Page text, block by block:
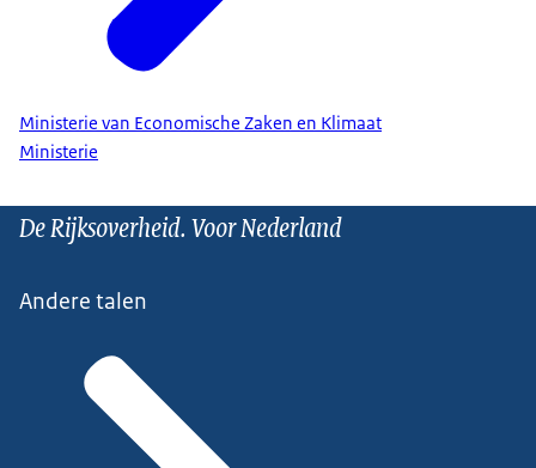
Ministerie van Economische Zaken en Klimaat
Ministerie
De Rijksoverheid. Voor Nederland
Andere talen